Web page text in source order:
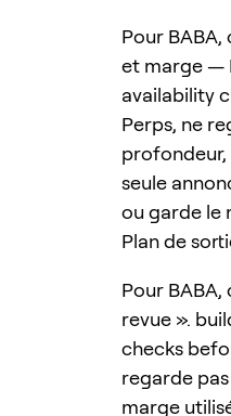
Pour
et marge —
availability
Perps, ne
profondeur,
seule
ou garde le
Plan de
Pour
revue ».
checks
regarde
marge